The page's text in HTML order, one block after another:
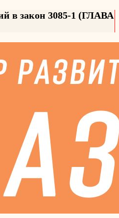
в закон 3085-1 (ГЛАВА